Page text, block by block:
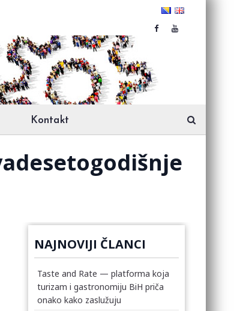
Kontakt
NAJNOVIJI ČLANCI
Taste and Rate — platforma koja
turizam i gastronomiju BiH priča
onako kako zaslužuju